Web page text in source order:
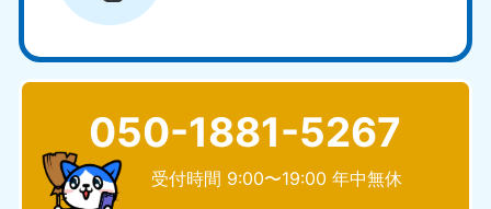
050-1881-5267
受付時間 9:00〜19:00 年中無休